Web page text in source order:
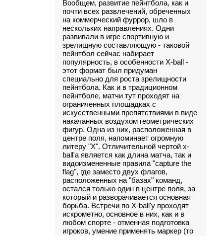
Вообщем, развитие пейнтбола, как и
почти всех развлечений, обреченных
на коммерческий фуррор, шло в
нескольких направлениях. Одни
развивали в игре спортивную и
зрелищную составляющую - таковой
пейнтбол сейчас набирает
популярность, в особенности Х-ball -
этот формат был придуман
специально для роста зрелищности
пейнтбола. Как и в традиционном
пейнтболе, матчи тут проходят на
ограниченных площадках с
искусственными препятствиями в виде
накачанных воздухом геометрических
фигур. Одна из них, расположенная в
центре поля, напоминает огромную
литеру "Х". Отличительной чертой х-
ball'а является как длина матча, так и
видоизмененные правила "capture the
flag", где заместо двух флагов,
расположенных на "базах" команд,
остался только один в центре поля, за
который и разворачивается основная
борьба. Встречи по Х-ball'у проходят
искрометно, основное в них, как и в
любом спорте - отменная подготовка
игроков, умение применять маркер (то